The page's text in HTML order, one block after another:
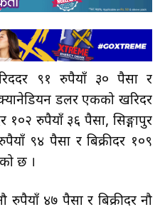
९१ रुपैयाँ ३० पैसा र
डलर एकको खरिदर
१०२ रुपैयाँ ३६ पैसा, सिङ्गापुर
९४ पैसा र बिक्रीदर १०९
छ ।
रुपैयाँ ४७ पैसा र बिक्रीदर नौ